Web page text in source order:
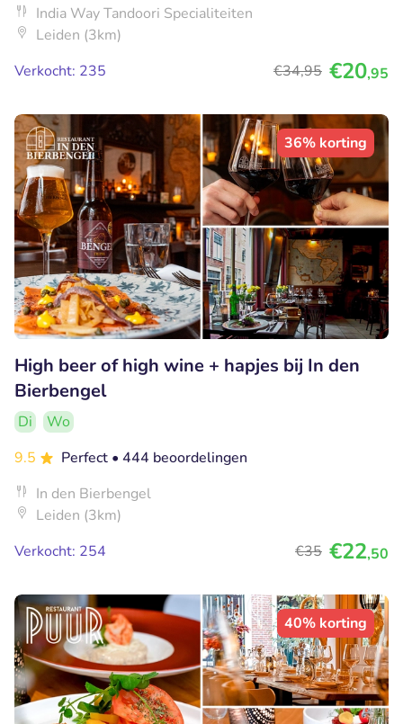
India Way Tandoori Specialiteiten
Leiden (3km)
Verkocht: 235
€34,95 €20,95
36% korting
High beer of high wine + hapjes bij In den
Bierbengel
Di
Wo
9.5
Perfect • 444 beoordelingen
In den Bierbengel
Leiden (3km)
Verkocht: 254
€35 €22,50
40% korting